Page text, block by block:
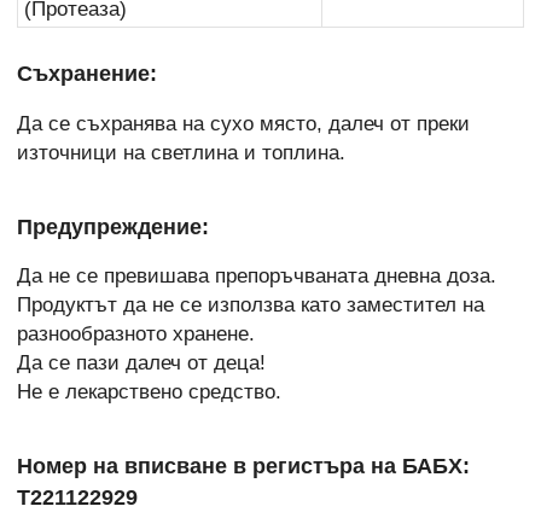
(Протеаза)
Съхранение:
Да се съхранява на сухо място, далеч от преки
източници на светлина и топлина.
Предупреждение:
Да не се превишава препоръчваната дневна доза.
Продуктът да не се използва като заместител на
разнообразното хранене.
Да се пази далеч от деца!
Не е лекарствено средство.
Номер на вписване в регистъра на БАБХ:
Т221122929